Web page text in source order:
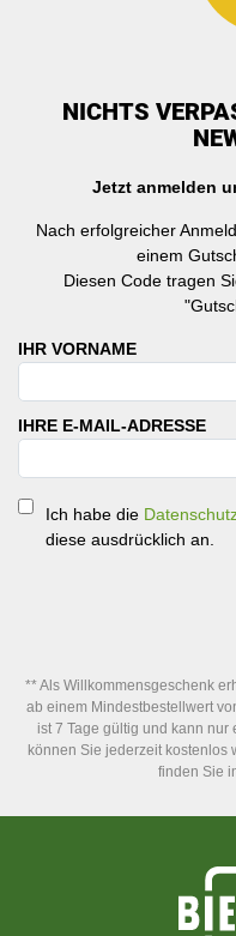
NICHTS
Jetzt anmelden
Nach erfolgreicher
einem
Diesen Code tragen
IHR VORNAME
IHRE E-MAIL-ADRESSE
Ich habe die
diese ausdrücklich an.
** Als Willkommensgeschenk
ab einem Mindestbestellwert
ist 7 Tage gültig und kann
können Sie jederzeit kostenlos
finden Sie